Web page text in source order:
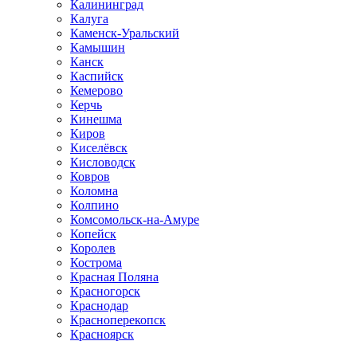
Калининград
Калуга
Каменск-Уральский
Камышин
Канск
Каспийск
Кемерово
Керчь
Кинешма
Киров
Киселёвск
Кисловодск
Ковров
Коломна
Колпино
Комсомольск-на-Амуре
Копейск
Королев
Кострома
Красная Поляна
Красногорск
Краснодар
Красноперекопск
Красноярск